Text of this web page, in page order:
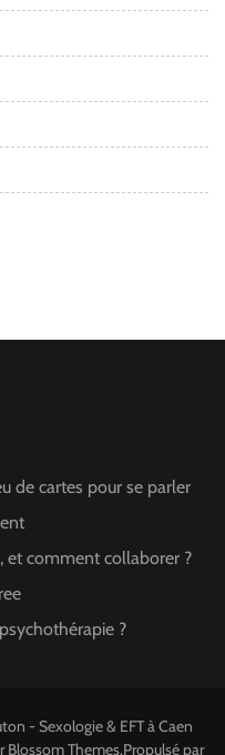
de cartes pour se parler
et comment collaborer ?
?
- Sexologie & EFT à Caen
Blossom Themes.Propulsé par